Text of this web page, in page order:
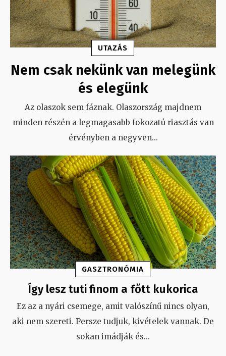
UTAZÁS
Nem csak nekünk van melegünk
és elegünk
Az olaszok sem fáznak. Olaszország majdnem
minden részén a legmagasabb fokozatú riasztás van
érvényben a negyven...
GASZTRONÓMIA
Így lesz tuti finom a főtt kukorica
Ez az a nyári csemege, amit valószínű nincs olyan,
aki nem szereti. Persze tudjuk, kivételek vannak. De
sokan imádják és...